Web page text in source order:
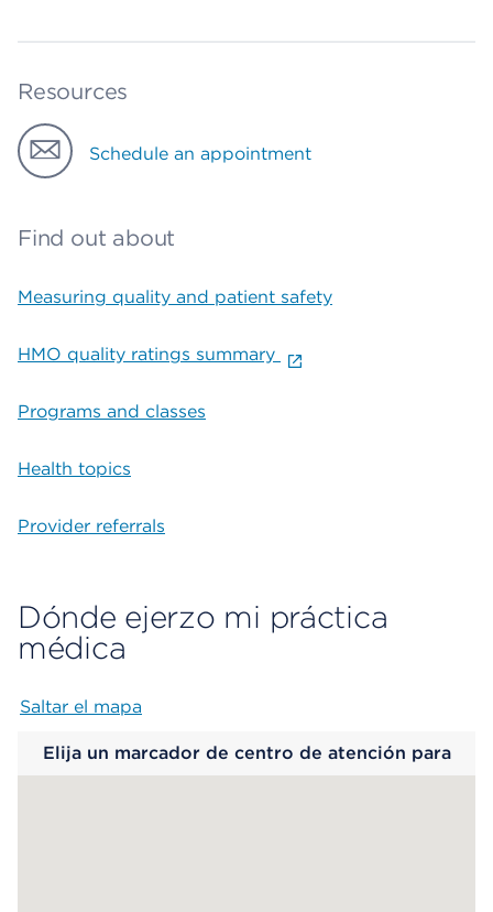
Resources
Schedule an appointment
Find out about
Measuring quality and patient safety
HMO quality ratings summary
Programs and classes
Health topics
Provider referrals
Dónde ejerzo mi práctica
médica
Saltar el mapa
Elija un marcador de centro de atención para